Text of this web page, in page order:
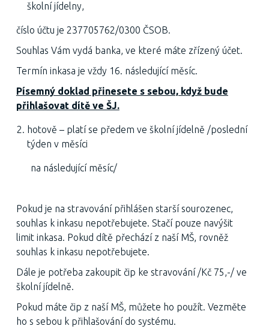
školní jídelny,
číslo účtu je 237705762/0300 ČSOB.
Souhlas Vám vydá banka, ve které máte zřízený účet.
Termín inkasa je vždy 16. následující měsíc.
Písemný doklad přinesete s sebou, když bude
přihlašovat dítě ve ŠJ.
hotově – platí se předem ve školní jídelně /poslední
týden v měsíci
na následující měsíc/
Pokud je na stravování přihlášen starší sourozenec,
souhlas k inkasu nepotřebujete. Stačí pouze navýšit
limit inkasa. Pokud dítě přechází z naší MŠ, rovněž
souhlas k inkasu nepotřebujete.
Dále je potřeba zakoupit čip ke stravování /Kč 75,-/ ve
školní jídelně.
Pokud máte čip z naší MŠ, můžete ho použít. Vezměte
ho s sebou k přihlašování do systému.